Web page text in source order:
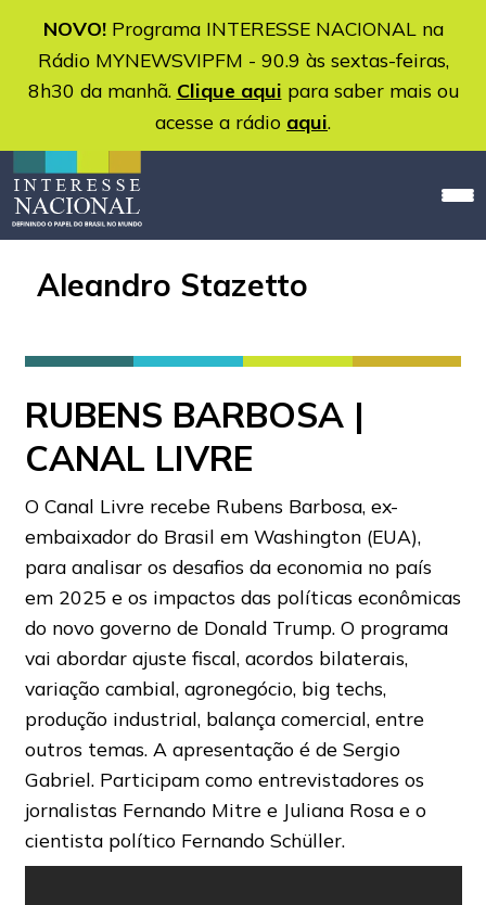
NOVO!Programa INTERESSE NACIONAL na
Rádio MYNEWSVIPFM - 90.9 às sextas-feiras,
8h30 da manhã. Clique aqui para saber mais ou
acesse a rádio aqui.
Aleandro Stazetto
RUBENS BARBOSA |
CANAL LIVRE
O Canal Livre recebe Rubens Barbosa, ex-
embaixador do Brasil em Washington (EUA),
para analisar os desafios da economia no país
em 2025 e os impactos das políticas econômicas
do novo governo de Donald Trump. O programa
vai abordar ajuste fiscal, acordos bilaterais,
variação cambial, agronegócio, big techs,
produção industrial, balança comercial, entre
outros temas. A apresentação é de Sergio
Gabriel. Participam como entrevistadores os
jornalistas Fernando Mitre e Juliana Rosa e o
cientista político Fernando Schüller.